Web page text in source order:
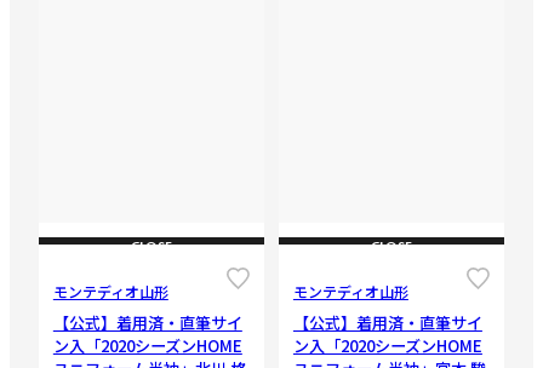
CLOSE
モンテディオ山形
【公式】着用済・直筆サイ
ン入「2020シーズンHOME
CLOSE
モンテディオ山形
【公式】着用済・直筆サイ
ン入「2020シーズンHOME